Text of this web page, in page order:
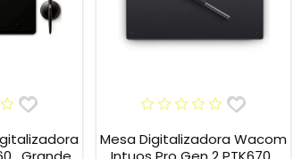
Mesa Digitalizadora Wacom